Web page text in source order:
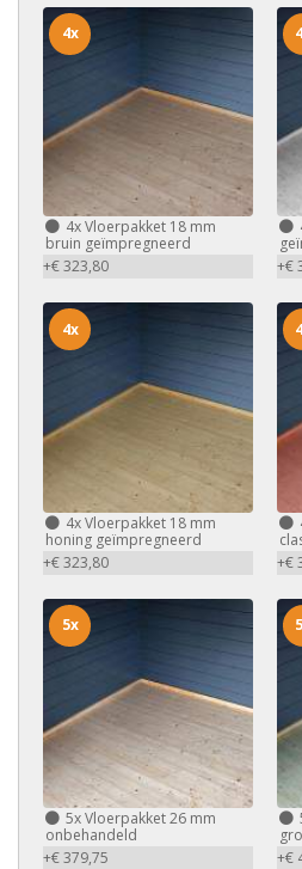
4xVloerpakket 18 mm
bruin geïmpregneerd
+€ 323,80
4x
+€
4xVloerpakket 18 mm
honing geïmpregneerd
+€ 323,80
4x
+€
5xVloerpakket 26 mm
onbehandeld
+€ 379,75
5x
+€